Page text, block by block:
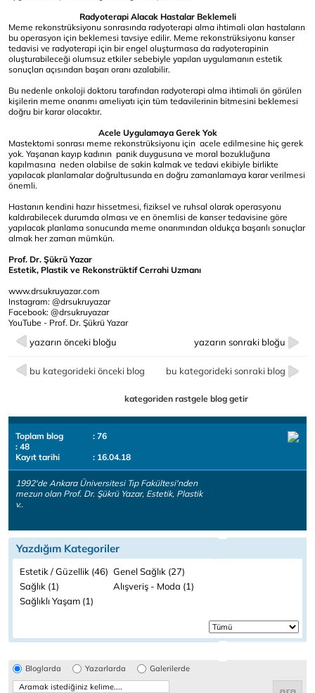
Radyoterapi Alacak Hastalar Beklemeli
Meme rekonstrüksiyonu sonrasında radyoterapi alma ihtimali olan hastaların
bu operasyon için beklemesi tavsiye edilir. Meme rekonstrüksiyonu kanser
tedavisi ve radyoterapi için bir engel oluşturmasa da radyoterapinin
oluşturabileceği olumsuz etkiler sebebiyle yapılan uygulamanın estetik
sonuçları açısından başarı oranı azalabilir.
Bu nedenle onkoloji doktoru tarafından radyoterapi alma ihtimali ön görülen
kişilerin meme onarımı ameliyatı için tüm tedavilerinin bitmesini beklemesi
doğru bir karar olacaktır.
Acele Uygulamaya Gerek Yok
Mastektomi sonrası meme rekonstrüksiyonu için acele edilmesine hiç gerek
yok. Yaşanan kayıp kadının panik duygusuna ve moral bozukluğuna
kapılmasına neden olabilse de sakin kalmak ve tedavi ekibiyle birlikte
yapılacak planlamalar doğrultusunda en doğru zamanlamaya karar verilmesi
önemli.
Hastanın kendini hazır hissetmesi, fiziksel ve ruhsal olarak operasyonu
kaldırabilecek durumda olması ve en önemlisi de kanser tedavisine göre
yapılacak planlama sonucunda meme onarımından oldukça başarılı sonuçlar
almak her zaman mümkün.
Prof. Dr. Şükrü Yazar
Estetik, Plastik ve Rekonstrüktif Cerrahi Uzmanı
www.drsukruyazar.com
Instagram: @drsukruyazar
Facebook: @drsukruyazar
YouTube - Prof. Dr. Şükrü Yazar
yazarın önceki bloğu yazarın sonraki bloğu
bu kategorideki önceki blog bu kategorideki sonraki blog
kategoriden rastgele blog getir
Toplam blog
: 76
: 48
Kayıt tarihi
: 16.04.18
1992'de Ankara Üniversitesi Tıp Fakültesi'nden
mezun olan Prof. Dr. Şükrü Yazar, Estetik, Plastik
v..
Yazdığım Kategoriler
Estetik / Güzellik (46) Genel Sağlık (27)
Sağlık (1)
Alışveriş - Moda (1)
Sağlıklı Yaşam (1)
Bloglarda Yazarlarda Galerilerde